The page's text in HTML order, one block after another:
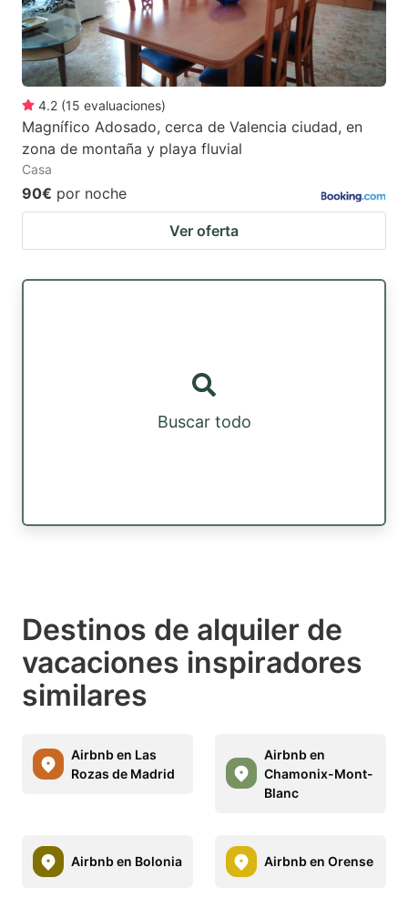
4.2 (15 evaluaciones)
Magnífico Adosado, cerca de Valencia ciudad, en
zona de montaña y playa fluvial
Casa
90€ por noche
Ver oferta
Buscar todo
Destinos de alquiler de
vacaciones inspiradores
similares
Airbnb en Las
Rozas de Madrid
Airbnb en
Chamonix-Mont-
Blanc
Airbnb en Bolonia Airbnb en Orense